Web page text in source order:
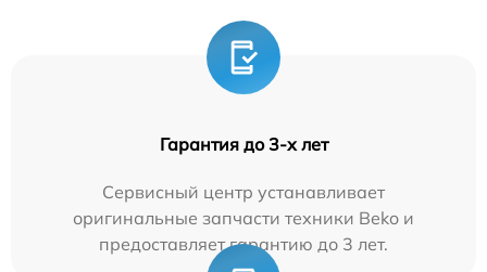
Гарантия до 3-х лет
Сервисный центр устанавливает
оригинальные запчасти техники Beko и
предоставляет гарантию до 3 лет.